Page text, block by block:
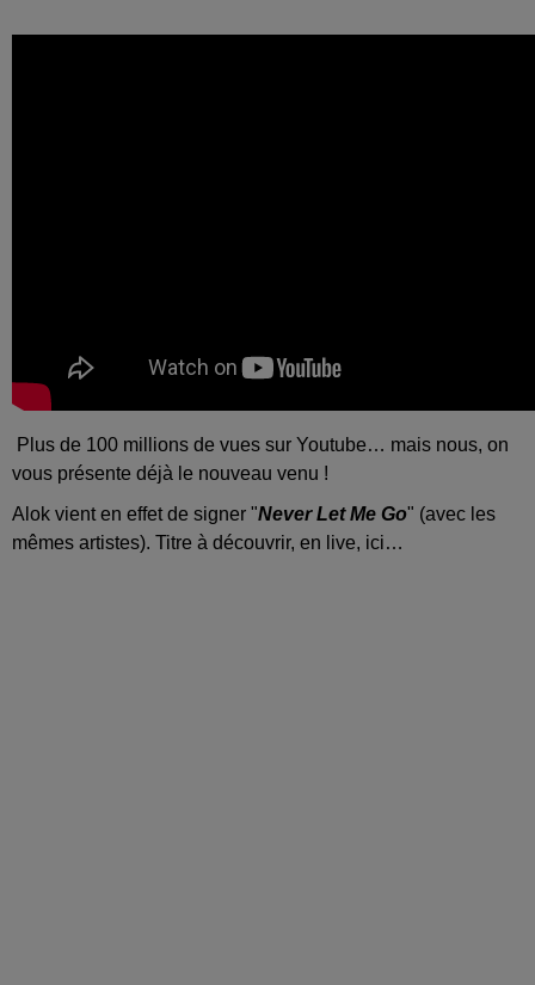
Plus de 100 millions de vues sur Youtube… mais nous, on
vous présente déjà le nouveau venu !
Alok vient en effet de signer "Never Let Me Go" (avec les
mêmes artistes). Titre à découvrir, en live, ici…